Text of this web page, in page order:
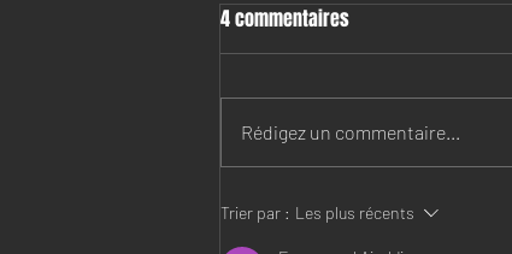
4 commentaires
Rédigez un commentaire...
Trier par : Les plus récents